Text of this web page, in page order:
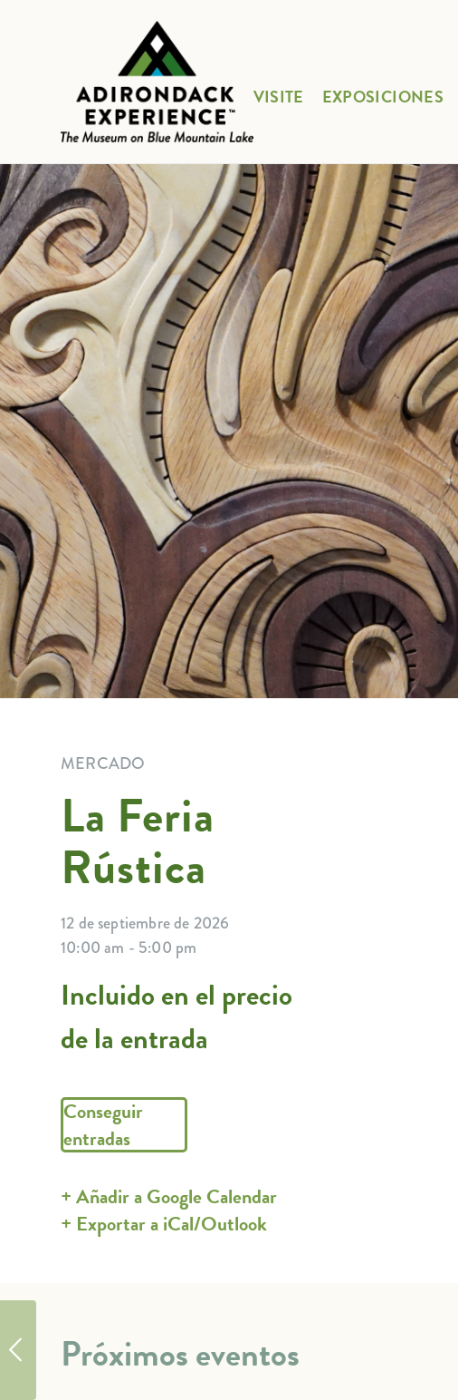
VISITE EXPOSICIONES
MERCADO
La Feria
Rústica
12 de septiembre de 2026
10:00 am - 5:00 pm
Incluido en el precio
de la entrada
Conseguir
entradas
+ Añadir a Google Calendar
+ Exportar a iCal/Outlook
Próximos eventos
Pond con Susan